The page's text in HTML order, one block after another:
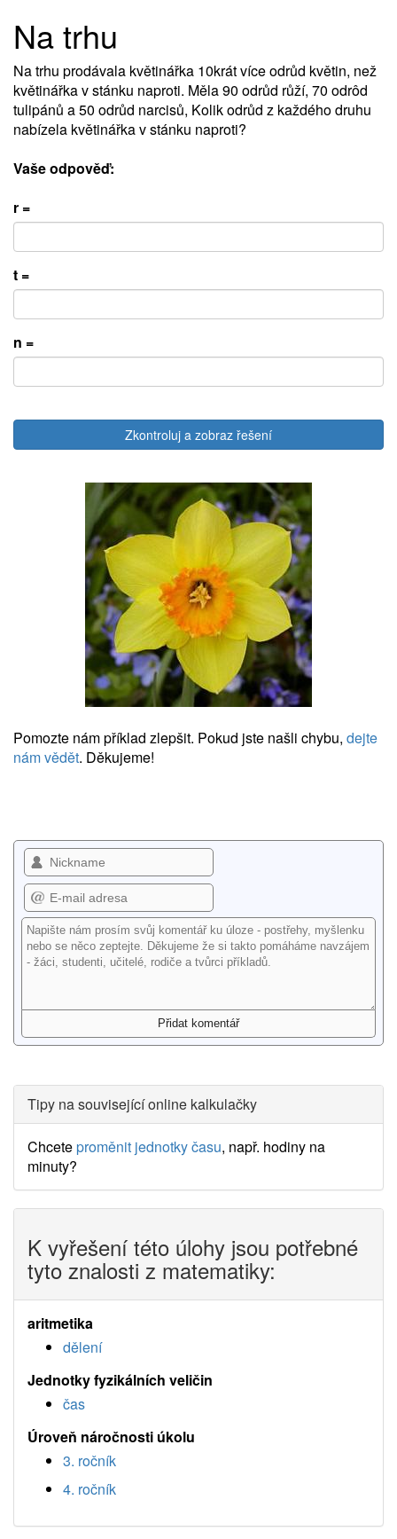
Na trhu
Na trhu prodávala květinářka 10krát více odrůd květin, než
květinářka v stánku naproti. Měla 90 odrůd růží, 70 odrôd
tulipánů a 50 odrůd narcisů, Kolik odrůd z každého druhu
nabízela květinářka v stánku naproti?
Vaše odpověď:
r =
t =
n =
Zkontroluj a zobraz řešení
Pomozte nám příklad zlepšit. Pokud jste našli chybu, dejte
nám vědět. Děkujeme!
Tipy na související online kalkulačky
Chceteproměnit jednotky času, např. hodiny na
minuty?
K vyřešení této úlohy jsou potřebné
tyto znalosti z matematiky:
aritmetika
dělení
Jednotky fyzikálních veličin
čas
Úroveň náročnosti úkolu
3. ročník
4. ročník